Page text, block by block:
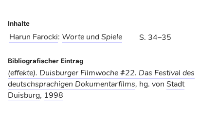
Inhalte
Harun Farocki: Worte und Spiele S. 34–35
Bibliografischer Eintrag
(effekte). Duisburger Filmwoche #22. Das Festival des
deutschsprachigen Dokumentarfilms, hg. von Stadt
Duisburg, 1998